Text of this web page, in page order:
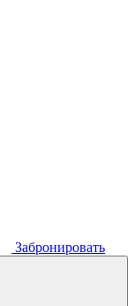
Забронировать